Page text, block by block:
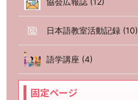
日本語教室活動記録 (10)
語学講座 (4)
固定ページ